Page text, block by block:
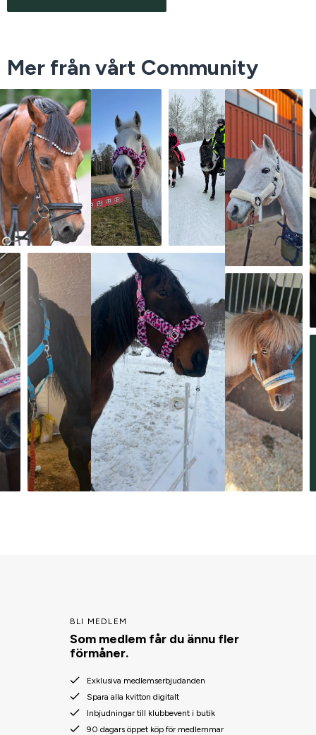
Mer från vårt Community
BLI MEDLEM
Som medlem får du ännu fler
förmåner.
Exklusiva medlemserbjudanden
Spara alla kvitton digitalt
Inbjudningar till klubbevent i butik
90 dagars öppet köp för medlemmar